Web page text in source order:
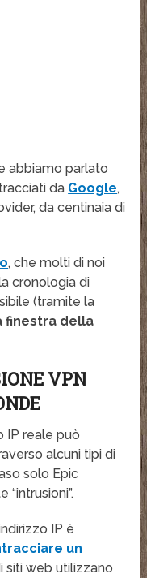
abbiamo parlato
da Google,
da centinaia di
, che molti di noi
cronologia di
(tramite la
finestra della
VPN
IP reale può
alcuni tipi di
solo Epic
IP è
un
siti web utilizzano